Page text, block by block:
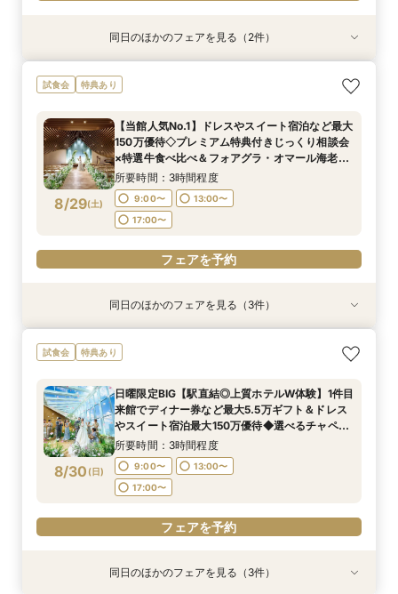
特典あり
8/28(金)
おもてなし◎【ご親族様中心の少人数ウェディン
グ】特選牛食べ比べフェア
10:00〜 14:00〜
フェアを予約
特典あり
8/28(金)
【マイナビ限定BIG】初めての見学にもおすすめ
◎ナチュラルな選べるチャペるで挙式体験×4万
安心相談会
所要時間：3時間程度
10:00〜 14:00〜
フェアを予約
同日のほかのフェアを見る（2件）
試食会 特典あり
8/29(土)
【当館人気No.1】ドレスやスイート宿泊など最大
150万優待◇プレミアム特典付きじっくり相談会
×特選牛食べ比べ＆フォアグラ・オマール海老な
ど豪華4万試食×選べるチャペル＆パーティ会場
見学フェア
所要時間：3時間程度
9:00〜
13:00〜
17:00〜
フェアを予約
特典あり
8/29(土)
初見学も大歓迎！特選牛食べ比べ×豪華ホテルW
おもてなし体験
9:00〜
13:00〜
17:00〜
フェアを予約
特典あり
8/29(土)
アクセス抜群・全天候型ホテル｜上質なおもてな
し＆豪華試食特典で贅沢体験
9:00〜
13:00〜
17:00〜
フェアを予約
特典あり
8/29(土)
おもてなし◎【ご親族様中心の少人数W】特選牛
食べ比べ＆オマール海老試食付きフェア
9:00〜
13:00〜
17:00〜
フェアを予約
同日のほかのフェアを見る（3件）
試食会 特典あり
8/30 (日)
日曜限定BIG【駅直結◎上質ホテルW体験】1件目
来館でディナー券など最大5.5万ギフト＆ドレス
やスイート宿泊最大150万優待◆選べるチャペル
で挙式体験×特選牛食べ比べなど豪華4万試食付
きフェア
所要時間：3時間程度
9:00〜
13:00〜
17:00〜
フェアを予約
特典あり
特典あり
特典あり同日のほかのフェアを見る（3件）